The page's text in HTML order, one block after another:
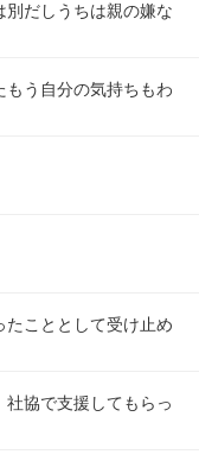
だしうちは親の嫌な
もう自分の気持ちもわ
こととして受け止め
協で支援してもらっ